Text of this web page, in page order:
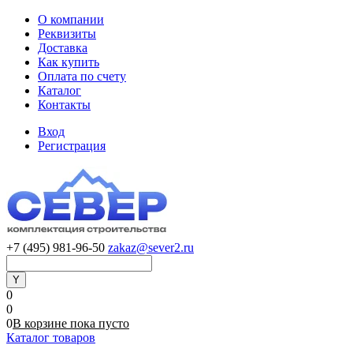
О компании
Реквизиты
Доставка
Как купить
Оплата по счету
Каталог
Контакты
Вход
Регистрация
+7 (495) 981-96-50 zakaz@sever2.ru
0
0
0В корзине пока пусто
Каталог товаров